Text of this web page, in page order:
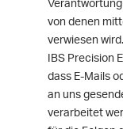
von denen
verwiesen wird.
IBS Precision
dass E-Mails
an uns
verarbeitet